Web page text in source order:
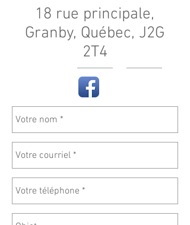
18 rue principale,
Granby, Québec, J2G
2T4